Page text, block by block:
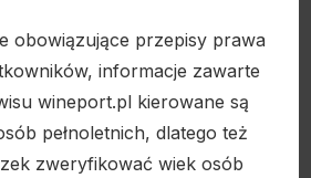
obowiązujące przepisy prawa
informacje zawarte
wineport.pl kierowane są
pełnoletnich, dlatego też
zweryfikować wiek osób